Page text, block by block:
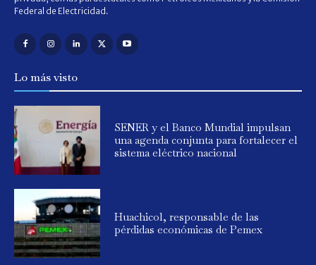
Federal de Electricidad.
Lo más visto
SENER y el Banco Mundial impulsan
una agenda conjunta para fortalecer el
sistema eléctrico nacional
Huachicol, responsable de las
pérdidas económicas de Pemex